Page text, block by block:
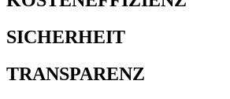
SICHERHEIT
TRANSPARENZ